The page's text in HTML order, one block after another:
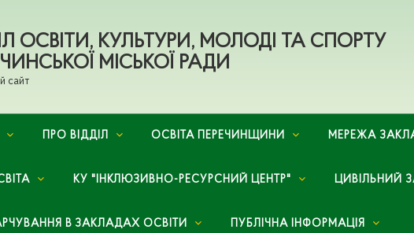
ОСВІТИ, КУЛЬТУРИ, МОЛОДІ ТА СПОРТУ
МІСЬКОЇ РАДИ
сайт
ПРО ВІДДІЛ ОСВІТА ПЕРЕЧИНЩИНИ МЕРЕЖА
КУ "ІНКЛЮЗИВНО-РЕСУРСНИЙ ЦЕНТР" ЦИВІЛЬНИЙ
В ЗАКЛАДАХ ОСВІТИ ПУБЛІЧНА ІНФОРМАЦІЯ